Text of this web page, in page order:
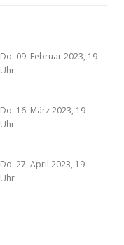
Do. 09. Februar 2023, 19
Uhr
Do. 16. März 2023, 19
Uhr
Do. 27. April 2023, 19
Uhr